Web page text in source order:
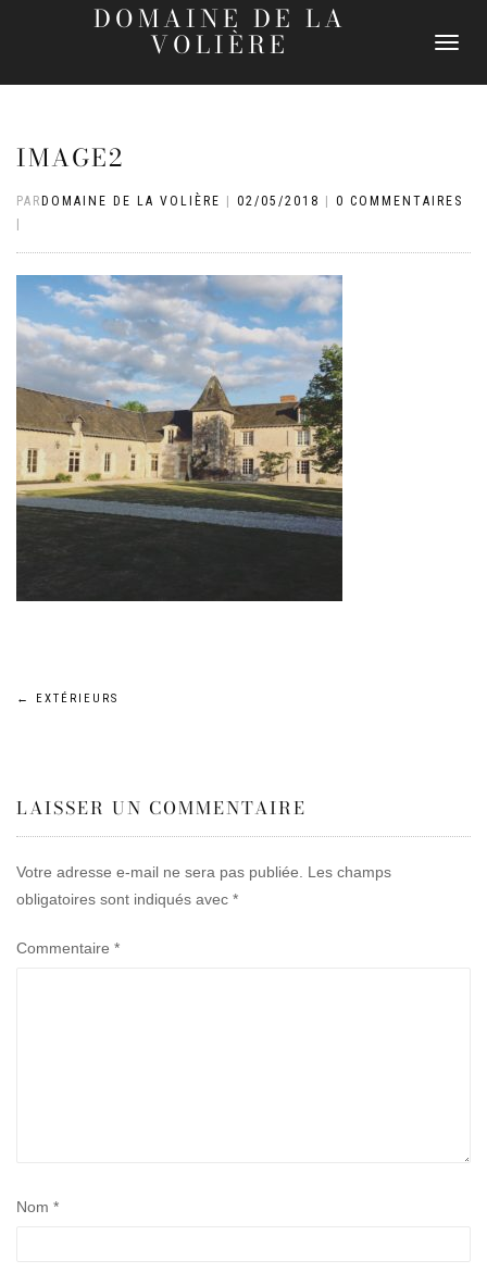
DOMAINE DE LA
VOLIÈRE
DÉPLIER
IMAGE2
PAR DOMAINE DE LA VOLIÈRE 02/05/2018
0 COMMENTAIRES
Navigation
l’article
← EXTÉRIEURS
LAISSER UN COMMENTAIRE
Votre adresse e-mail ne sera pas publiée.
Les champs
obligatoires sont indiqués avec *
Commentaire *
Nom *